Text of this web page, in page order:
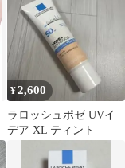
¥2,600
ラロッシュポゼ UVイ
デア XL ティント